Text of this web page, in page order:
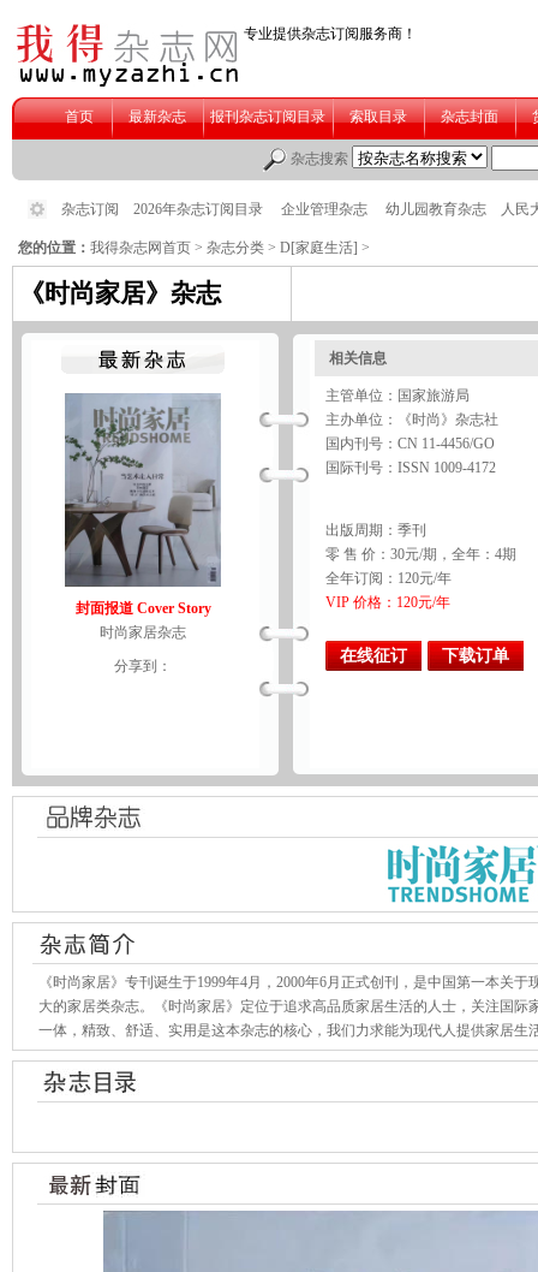
您的位置： 我得杂志网首页 > 杂志分类 > D[家庭生活] >
《时尚家居》杂志
封面报道 Cover Story
时尚家居杂志
分享到：
相关信息
主管单位：国家旅游局
主办单位：《时尚》杂志社
国内刊号：CN 11-4456/GO
国际刊号：ISSN 1009-4172
出版周期：季刊
零 售 价：30元/期，全年：4期
全年订阅：120元/年
VIP 价格：120元/年
在线征订 下载订单
《时尚家居》专刊诞生于1999年4月，2000年6月正式创刊，是中国第一本关
大的家居类杂志。《时尚家居》定位于追求高品质家居生活的人士，关注国
一体，精致、舒适、实用是这本杂志的核心，我们力求能为现代人提供家居生